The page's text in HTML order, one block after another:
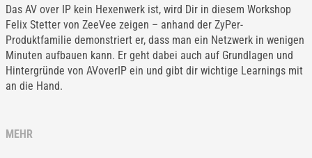
Das AV over IP kein Hexenwerk ist, wird Dir in diesem Workshop
Felix Stetter von ZeeVee zeigen – anhand der ZyPer-
Produktfamilie demonstriert er, dass man ein Netzwerk in wenigen
Minuten aufbauen kann. Er geht dabei auch auf Grundlagen und
Hintergründe von AVoverIP ein und gibt dir wichtige Learnings mit
an die Hand.
MEHR